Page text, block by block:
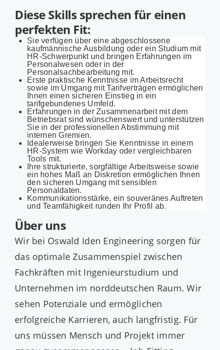
Diese Skills sprechen für einen
perfekten Fit:
Sie verfügen über eine abgeschlossene
kaufmännische Ausbildung oder ein Studium mit
HR-Schwerpunkt und bringen Erfahrungen im
Personalwesen oder in der
Personalsachbearbeitung mit.
Erste praktische Kenntnisse im Arbeitsrecht
sowie im Umgang mit Tarifverträgen ermöglichen
Ihnen einen sicheren Einstieg in ein
tarifgebundenes Umfeld.
Erfahrungen in der Zusammenarbeit mit dem
Betriebsrat sind wünschenswert und unterstützen
Sie in der professionellen Abstimmung mit
internen Gremien.
Idealerweise bringen Sie Kenntnisse in einem
HR-System wie Workday oder vergleichbaren
Tools mit.
Ihre strukturierte, sorgfältige Arbeitsweise sowie
ein hohes Maß an Diskretion ermöglichen Ihnen
den sicheren Umgang mit sensiblen
Personaldaten.
Kommunikationsstärke, ein souveränes Auftreten
und Teamfähigkeit runden Ihr Profil ab.
Über uns
Wir bei Oswald Iden Engineering sorgen für
das optimale Zusammenspiel zwischen
Fachkräften mit Ingenieurstudium und
Unternehmen im norddeutschen Raum. Wir
sehen Potenziale und ermöglichen
erfolgreiche Karrieren, auch langfristig. Für
uns müssen Mensch und Projekt immer